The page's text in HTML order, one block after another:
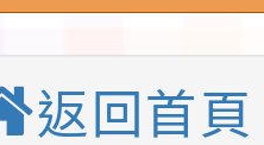
施計畫」
華民國畫
返回首頁